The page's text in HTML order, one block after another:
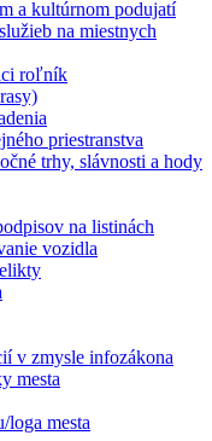
a kultúrnom podujatí
na miestnych
roľník
priestranstva
trhy, slávnosti a hody
na listinách
vozidla
v zmysle infozákona
mesta
loga mesta